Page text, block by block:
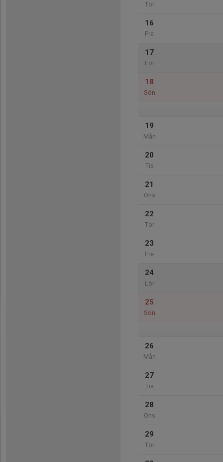
Tor
16
Fre
17
Lör
18
Sön
19
Mån
20
Tis
21
Ons
22
Tor
23
Fre
24
Lör
25
Sön
26
Mån
27
Tis
28
Ons
29
Tor